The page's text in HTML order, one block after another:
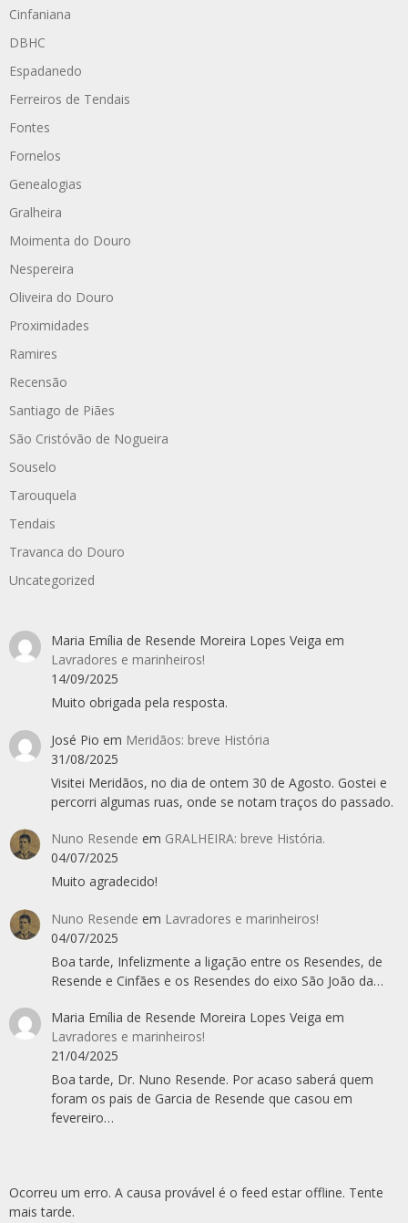
Cinfaniana
DBHC
Espadanedo
Ferreiros de Tendais
Fontes
Fornelos
Genealogias
Gralheira
Moimenta do Douro
Nespereira
Oliveira do Douro
Proximidades
Ramires
Recensão
Santiago de Piães
São Cristóvão de Nogueira
Souselo
Tarouquela
Tendais
Travanca do Douro
Uncategorized
Maria Emília de Resende Moreira Lopes Veiga em
Lavradores e marinheiros!
14/09/2025
Muito obrigada pela resposta.
José Pio em Meridãos: breve História
31/08/2025
Visitei Meridãos, no dia de ontem 30 de Agosto. Gostei e
percorri algumas ruas, onde se notam traços do passado.
Nuno Resende em GRALHEIRA: breve História.
04/07/2025
Muito agradecido!
Nuno Resende em Lavradores e marinheiros!
04/07/2025
Boa tarde, Infelizmente a ligação entre os Resendes, de
Resende e Cinfães e os Resendes do eixo São João da…
Maria Emília de Resende Moreira Lopes Veiga em
Lavradores e marinheiros!
21/04/2025
Boa tarde, Dr. Nuno Resende. Por acaso saberá quem
foram os pais de Garcia de Resende que casou em
fevereiro…
Ocorreu um erro. A causa provável é o feed estar offline. Tente
mais tarde.